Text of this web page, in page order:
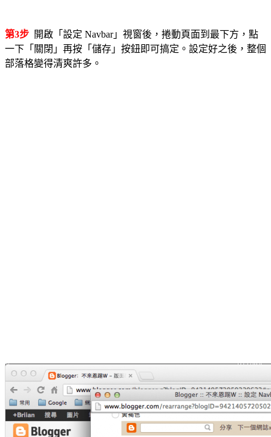
第3步 開啟「設定 Navbar」視窗後，捲動頁面到最下方，點
一下「關閉」再按「儲存」按鈕即可搞定。設定好之後，整個
部落格變得清爽許多。